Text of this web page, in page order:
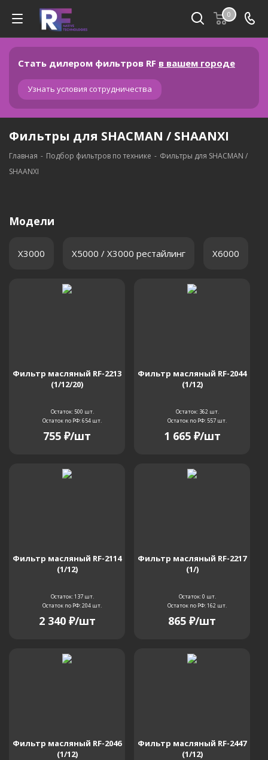
0
Стать дилером фильтров RF в вашем городе
Узнать условия сотрудничества
Фильтры для SHACMAN / SHAANXI
Главная - Подбор фильтров по технике - Фильтры для SHACMAN /
SHAANXI
Модели
X3000 X5000 / X3000 рестайлинг X6000
Фильтр масляный RF-2213
(1/12/20)
Остаток: 500 шт.
Остаток по РФ: 654 шт.
755 ₽/шт
Фильтр масляный RF-2044
(1/12)
Остаток: 362 шт.
Остаток по РФ: 557 шт.
1 665₽/шт
Фильтр масляный RF-2114
(1/12)
Остаток: 137шт.
Остаток по РФ: 204 шт.
2 340₽/шт
Фильтр масляный RF-2217
(1/)
Остаток: 0 шт.
Остаток по РФ: 162 шт.
865 ₽/шт
Фильтр масляный RF-2046
(1/12)
Фильтр масляный RF-2447
(1/12)